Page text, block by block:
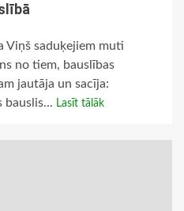
Viņš saduķejiem muti
no tiem, bauslības
jautāja un sacīja:
bauslis... Lasīt tālāk